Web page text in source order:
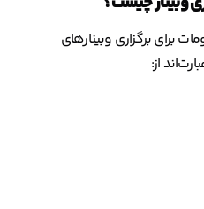
برای برگزاری وبینارهای
از: